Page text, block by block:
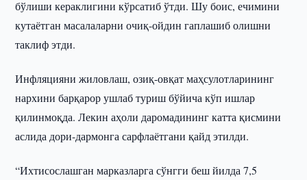
бўлиши кераклигини кўрсатиб ўтди. Шу боис, ечимини
кутаётган масалаларни очиқ-ойдин гаплашиб олишни
таклиф этди.
Инфляцияни жиловлаш, озиқ-овқат маҳсулотларининг
нархини барқарор ушлаб туриш бўйича кўп ишлар
қилинмоқда. Лекин аҳоли даромадининг катта қисмини
аслида дори-дармонга сарфлаётгани қайд этилди.
“Ихтисослашган марказларга сўнгги беш йилда 7,5